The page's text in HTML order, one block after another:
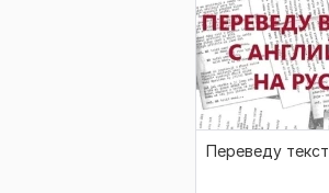
Переведу текст